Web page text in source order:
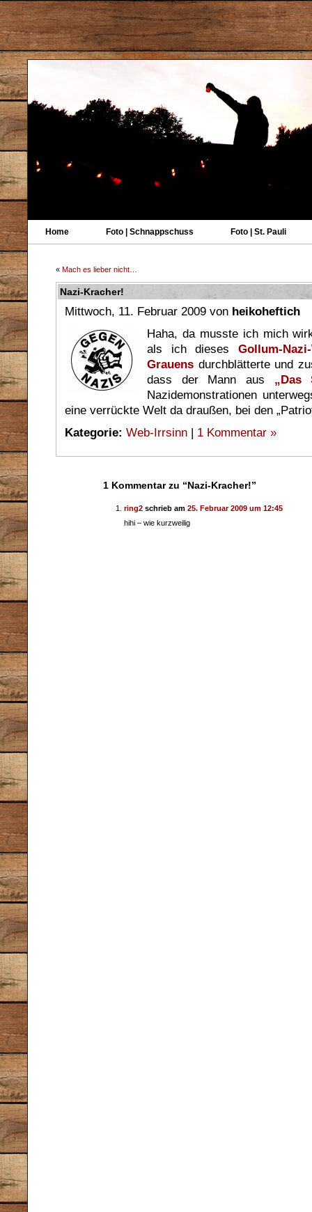
Home Foto | Schnappschuss Foto | St. Pauli
« Mach es lieber nicht…
Nazi-Kracher!
Mittwoch, 11. Februar 2009 von heikoheftich
Haha, da musste ich mich
als ich dieses Gollum-
Grauens durchblätterte und
dass der Mann aus „Das
Nazidemonstrationen
eine verrückte Welt da draußen, bei den
Kategorie: Web-Irrsinn | 1 Kommentar »
1 Kommentar zu “Nazi-Kracher!”
ring2 schrieb am 25. Februar 2009 um 12:45
hihi – wie kurzweilig